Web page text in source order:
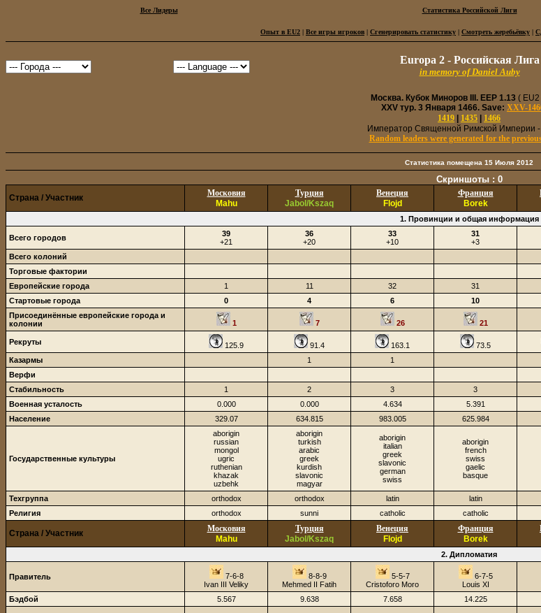
Все Лидеры Статистика Российской Лиги
Опыт в EU2 | Все игры игроков | Сгенерировать статистику | Смотреть жеребьёвку |
Europa 2 - Российская Лига
in memory of Daniel Auby
Москва. Кубок Миноров III. EEP 1.13 (
XXV тур. 3 Января 1466. Save: XXV-
1419
1435
1466
Император Священной Римской Империи -
Random leaders were generated for the
Статистика помещена 15 Июля 2012
Скриншоты : 0
Страна / Участник
Московия
Mahu
Турция
Jabol/Kszaq
Венеция
Flojd
Франция
Borek
1. Провинции и общая информация
Всего городов
39
+21
36
+20
33
+10
31
+3
Всего колоний
Торговые фактории
Европейские города
1 11 32 31
Стартовые города
0 4 6 10
Присоединённые европейские города и
колонии
1 7 26 21
Рекруты 125.9 91.4 163.1 73.5
Казармы
1 1
Верфи
Стабильность
1 2 3 3
Военная усталость
0.000 0.000 4.634 5.391
Население
329.07 634.815 983.005 625.984
Государственные культуры
aborigin
russian
mongol
ugric
ruthenian
khazak
uzbehk
aborigin
turkish
arabic
greek
kurdish
slavonic
magyar
aborigin
italian
greek
slavonic
german
swiss
aborigin
french
swiss
gaelic
basque
Техгруппа orthodox orthodox latin latin
Религия
orthodox sunni catholic catholic
Страна / Участник
Московия
Mahu
Турция
Jabol/Kszaq
Венеция
Flojd
Франция
Borek
2. Дипломатия
Правитель
7-6-8
Ivan III Veliky
8-8-9
Mehmed II Fatih
5-5-7
Cristoforo Moro
6-7-5
Louis XI
Бэдбой
5.567 9.638 7.658 14.225